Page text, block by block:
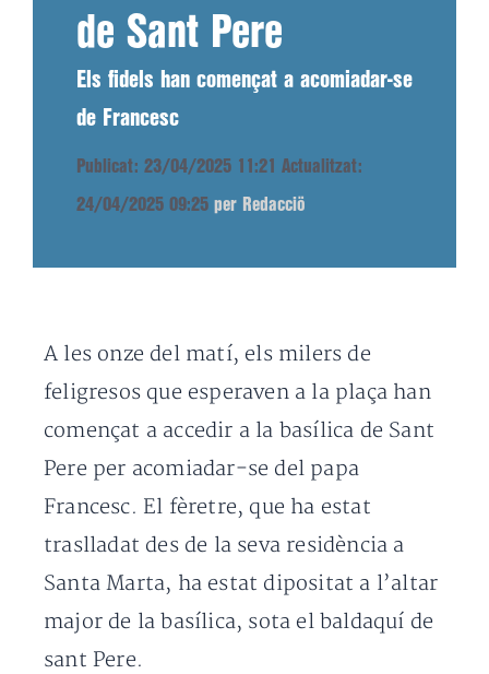
de Sant Pere
Els fidels han començat a acomiadar-se
de Francesc
Publicat: 23/04/2025 11:21 Actualitzat:
24/04/2025 09:25 per Redacciö
A les onze del matí, els milers de
feligresos que esperaven a la plaça han
començat a accedir a la basílica de Sant
Pere per acomiadar-se del papa
Francesc. El fèretre, que ha estat
traslladat des de la seva residència a
Santa Marta, ha estat dipositat a l’altar
major de la basílica, sota el baldaquí de
sant Pere.